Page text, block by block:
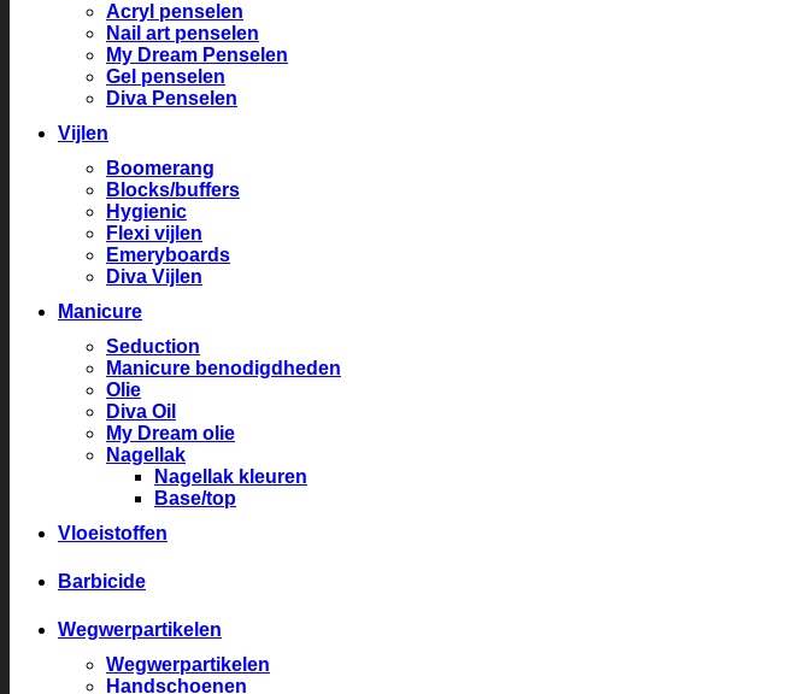
Acryl penselen
Nail art penselen
My Dream Penselen
Gel penselen
Diva Penselen
Vijlen
Boomerang
Blocks/buffers
Hygienic
Flexi vijlen
Emeryboards
Diva Vijlen
Manicure
Seduction
Manicure benodigdheden
Olie
Diva Oil
My Dream olie
Nagellak
Nagellak kleuren
Base/top
Vloeistoffen
Barbicide
Wegwerpartikelen
Wegwerpartikelen
Handschoenen